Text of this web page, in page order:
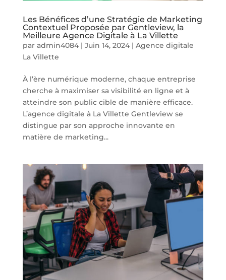
Les Bénéfices d’une Stratégie de Marketing
Contextuel Proposée par Gentleview, la
Meilleure Agence Digitale à La Villette
par admin4084| Juin 14, 2024| Agence digitale
La Villette
À l’ère numérique moderne, chaque entreprise
cherche à maximiser sa visibilité en ligne et à
atteindre son public cible de manière efficace.
L’agence digitale à La Villette Gentleview se
distingue par son approche innovante en
matière de marketing...